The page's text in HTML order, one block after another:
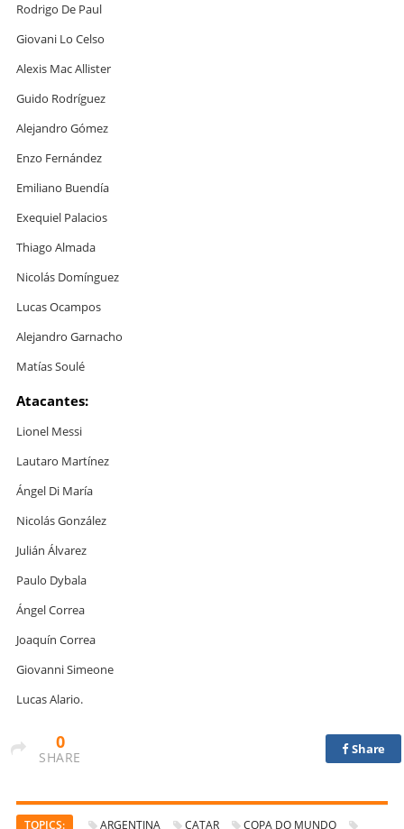
Rodrigo De Paul
Giovani Lo Celso
Alexis Mac Allister
Guido Rodríguez
Alejandro Gómez
Enzo Fernández
Emiliano Buendía
Exequiel Palacios
Thiago Almada
Nicolás Domínguez
Lucas Ocampos
Alejandro Garnacho
Matías Soulé
Atacantes:
Lionel Messi
Lautaro Martínez
Ángel Di María
Nicolás González
Julián Álvarez
Paulo Dybala
Ángel Correa
Joaquín Correa
Giovanni Simeone
Lucas Alario.
0
SHARE
Share
TOPICS: ARGENTINA CATAR
COPA DO MUNDO